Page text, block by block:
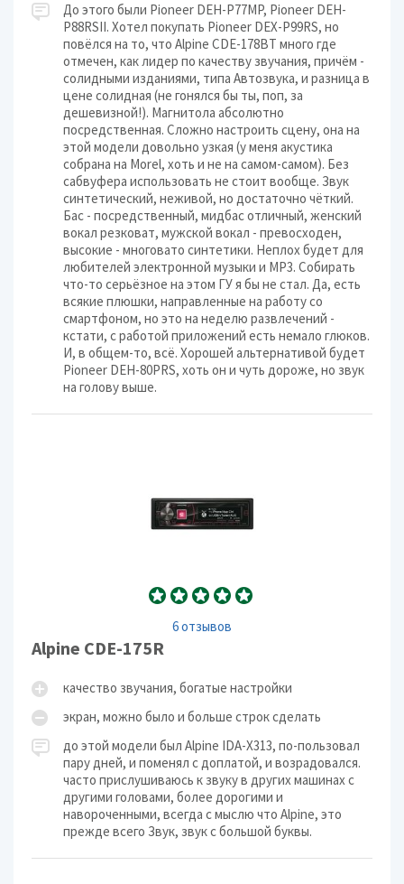
До этого были Pioneer DEH-P77MP, Pioneer DEH-
P88RSII. Хотел покупать Pioneer DEX-P99RS, но
повёлся на то, что Alpine CDE-178BT много где
отмечен, как лидер по качеству звучания, причём -
солидными изданиями, типа Автозвука, и разница в
цене солидная (не гонялся бы ты, поп, за
дешевизной!). Магнитола абсолютно
посредственная. Сложно настроить сцену, она на
этой модели довольно узкая (у меня акустика
собрана на Morel, хоть и не на самом-самом). Без
сабвуфера использовать не стоит вообще. Звук
синтетический, неживой, но достаточно чёткий.
Бас - посредственный, мидбас отличный, женский
вокал резковат, мужской вокал - превосходен,
высокие - многовато синтетики. Неплох будет для
любителей электронной музыки и MP3. Собирать
что-то серьёзное на этом ГУ я бы не стал. Да, есть
всякие плюшки, направленные на работу со
смартфоном, но это на неделю развлечений -
кстати, с работой приложений есть немало глюков.
И, в общем-то, всё. Хорошей альтернативой будет
Pioneer DEH-80PRS, хоть он и чуть дороже, но звук
на голову выше.
6 отзывов
Alpine CDE-175R
качество звучания, богатые настройки
экран, можно было и больше строк сделать
до этой модели был Alpine IDA-X313, по-пользовал
пару дней, и поменял с доплатой, и возрадовался.
часто прислушиваюсь к звуку в других машинах с
другими головами, более дорогими и
навороченными, всегда с мыслю что Alpine, это
прежде всего Звук, звук с большой буквы.